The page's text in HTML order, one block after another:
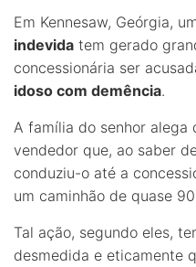
Em Kennesaw, Geórgia,
indevida tem gerado
concessionária ser
idoso com demência.
A família do senhor
vendedor que, ao saber
conduziu-o até a
um caminhão de quase
Tal ação, segundo eles,
desmedida e eticamente